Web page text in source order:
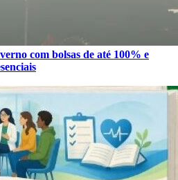
com bolsas de até 100% e